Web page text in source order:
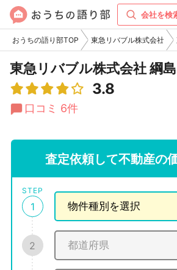
会社を検
おうちの語り部TOP 東急リバブル株式会社
東急リバブル株式会社 綱
3.8
口コミ 6件
査定依頼して不動産の
STEP
1
2